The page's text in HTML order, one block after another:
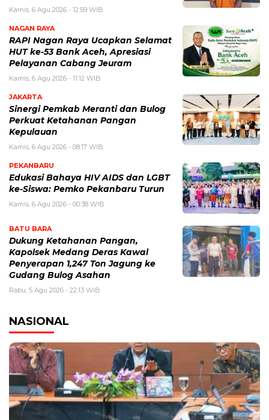
Kamis, 6 Agu 2026 - 12:59 WIB
NAGAN RAYA
RAPI Nagan Raya Ucapkan Selamat
HUT ke-53 Bank Aceh, Apresiasi
Pelayanan Cabang Jeuram
Kamis, 6 Agu 2026 - 11:12 WIB
JAKARTA
Sinergi Pemkab Meranti dan Bulog
Perkuat Ketahanan Pangan
Kepulauan
Kamis, 6 Agu 2026 - 08:17 WIB
PEKANBARU
Edukasi Bahaya HIV AIDS dan LGBT
ke-Siswa: Pemko Pekanbaru Turun
Kamis, 6 Agu 2026 - 00:38 WIB
BATU BARA
Dukung Ketahanan Pangan,
Kapolsek Medang Deras Kawal
Penyerapan 1,247 Ton Jagung ke
Gudang Bulog Asahan
Rabu, 5 Agu 2026 - 22:13 WIB
NASIONAL